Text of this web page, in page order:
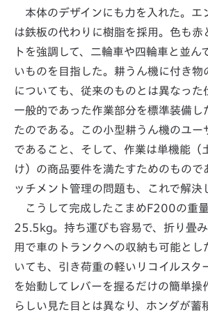
本体のデザインにも力を入れた。エ
は鉄板の代わりに樹脂を採用。色も赤
トを強調して、二輪車や四輪車と並ん
いものを目指した。耕うん機に付き物
についても、従来のものとは異なった
一般的であった作業部分を標準装備し
たのである。この小型耕うん機のユー
であること、そして、作業は単機能（
け）の商品要件を満たすためのもので
ッチメント管理の問題も、これで解決
こうして完成したこまめF200の重
25.5kg。持ち運びも容易で、折り畳
用で車のトランクへの収納も可能とし
いても、引き荷重の軽いリコイルスタ
を始動してレバーを握るだけの簡単操
らしい見た目とは異なり、ホンダが蓄